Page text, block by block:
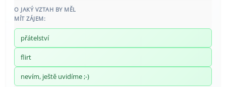
O JAKÝ VZTAH BY MĚL
MÍT ZÁJEM:
přátelství
flirt
nevím, ještě uvidíme ;-)